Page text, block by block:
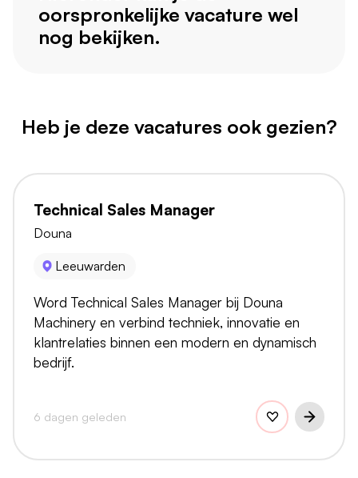
oorspronkelijke vacature wel
nog bekijken.
Heb je deze vacatures ook gezien?
Technical Sales Manager
Douna
Leeuwarden
Word Technical Sales Manager bij Douna
Machinery en verbind techniek, innovatie en
klantrelaties binnen een modern en dynamisch
bedrijf.
6 dagen geleden